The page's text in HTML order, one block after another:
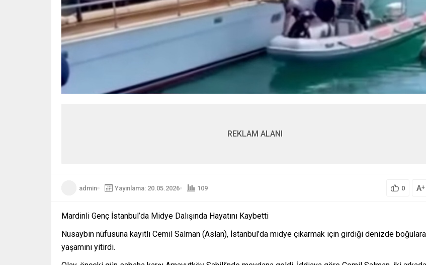
REKLAM ALANI
admin Yayınlama: 20.05.2026 109 0 A+
Mardinli Genç İstanbul’da Midye Dalışında Hayatını Kaybetti
Nusaybin nüfusuna kayıtlı Cemil Salman (Aslan), İstanbul’da midye çıkarmak için girdiği denizde
yaşamını yitirdi.